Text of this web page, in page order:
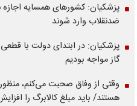
پزشکیان: کشورهای همسایه اجازه
ضدنقلاب وارد شوند
پزشکیان: در ابتدای دولت با
گاز مواجه بودیم
وقتی از وفاق صحبت می‌کنم،
هستند/ باید مبلغ کالابرگ را